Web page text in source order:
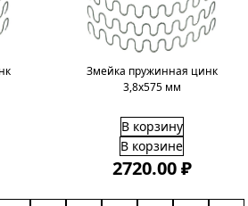
Змейка пружинная цинк
3,8х575 мм
В корзину
В корзине
2720.00 ₽